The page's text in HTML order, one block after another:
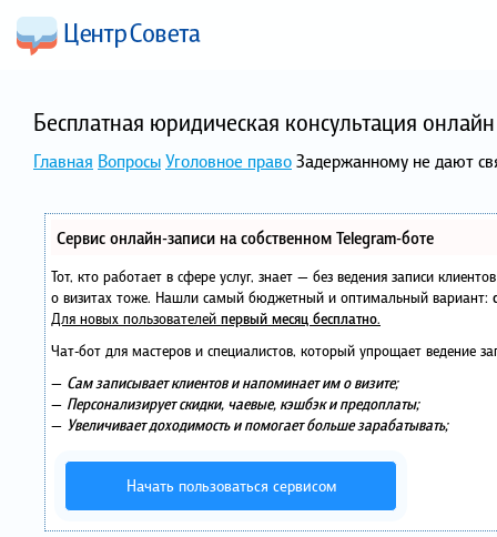
Бесплатная юридическая консультация
Главная ВопросыУголовное правоЗадержанному не дают
Сервис онлайн-записи на собственном Telegram-боте
Тот, кто работает в сфере услуг, знает — без ведения записи
о визитах тоже. Нашли самый бюджетный и оптимальный вариант:
Для новых пользователей первый месяц бесплатно.
Чат-бот для мастеров и специалистов, который упрощает ведение
— Сам записывает клиентов и напоминает им о визите;
— Персонализирует скидки, чаевые, кэшбэк и предоплаты;
— Увеличивает доходимость и помогает больше зарабатывать;
Начать пользоваться сервисом